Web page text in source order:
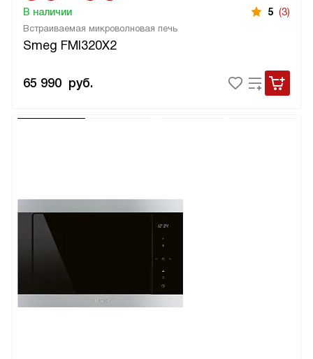
Встраиваемая микроволновая печь
Smeg FMI320X2
В наличии 5 (3)
65 990 руб.